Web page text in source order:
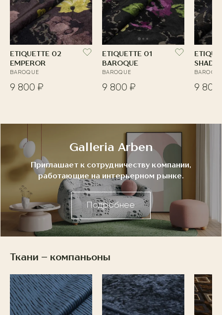
ETIQUETTE 02
EMPEROR
BAROQUE
9 800 ₽
ETIQUETTE 01
BAROQUE
BAROQUE
9 800 ₽ 9 800
Galleria Arben
Приглашает к сотрудничеству компании,
работающие на интерьерном рынке.
Подробнее
Ткани – компаньоны